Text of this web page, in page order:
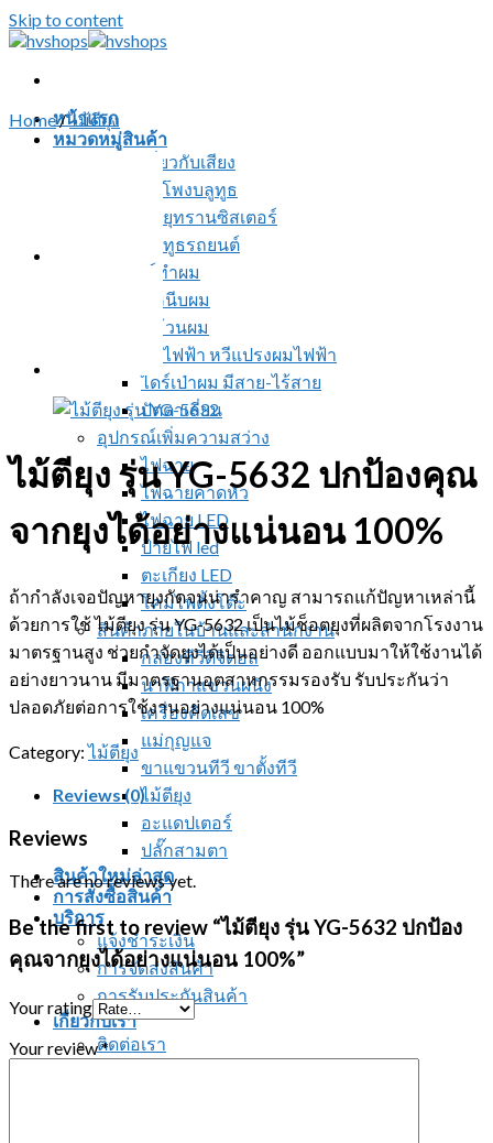
Skip to content
หน้าแรก
หมวดหมู่สินค้า
สินค้าเกี่ยวกับเสียง
ลำโพงบลูทูธ
วิทยุทรานซิสเตอร์
บลูทูธรถยนต์
อุปกรณ์ทำผม
ที่หนีบผม
ที่ม้วนผม
หวีไฟฟ้า หวีแปรงผมไฟฟ้า
ไดร์เป่าผม มีสาย-ไร้สาย
ปัตตาเลี่ยน
อุปกรณ์เพิ่มความสว่าง
ไฟฉาย
ไฟฉายคาดหัว
ไฟฉาย LED
ป้ายไฟ led
ตะเกียง LED
โคมไฟตั้งโต๊ะ
สินค้าภายในบ้านและสำนักงาน
กล่องทีวีดิจิตอล
นาฬิกาแขวนผนัง
เครื่องคิดเลข
แม่กุญแจ
ขาแขวนทีวี ขาตั้งทีวี
ไม้ตียุง
อะแดปเตอร์
ปลั๊กสามตา
สินค้าใหม่ล่าสุด
การสั่งซื้อสินค้า
บริการ
แจ้งชำระเงิน
การจัดส่งสินค้า
การรับประกันสินค้า
เกี่ยวกับเรา
ติดต่อเรา
Home/ไม้ตียุง
ไม้ตียุง รุ่น YG-5632 ปกป้องคุณ
จากยุงได้อย่างแน่นอน 100%
ถ้ากำลังเจอปัญหายุงกัดจนน่ารำคาญ สามารถแก้ปัญหาเหล่านี้
ด้วยการใช้ ไม้ตียุง รุ่น YG-5632 เป็นไม้ช็อตยุงที่ผลิตจากโรงงาน
มาตรฐานสูง ช่วยกำจัดยุงได้เป็นอย่างดี ออกแบบมาให้ใช้งานได้
อย่างยาวนาน มีมาตรฐานอุตสาหกรรมรองรับ รับประกันว่า
ปลอดภัยต่อการใช้งานอย่างแน่นอน 100%
Category:ไม้ตียุง
Reviews (0)
Reviews
There are no reviews yet.
Be the first to review “ไม้ตียุง รุ่น YG-5632 ปกป้อง
คุณจากยุงได้อย่างแน่นอน 100%”
Your rating
Your review*